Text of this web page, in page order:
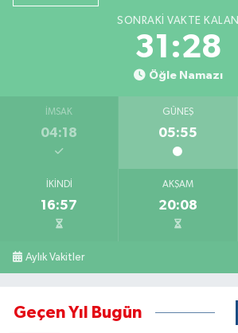
SONRAKI VAKTE KALAN
31:28
Öğle Namazı
İMSAK
04:18
GÜNEŞ
05:55
İKINDI
16:57
AKŞAM
20:08
Aylık Vakitler
Geçen Yıl Bugün